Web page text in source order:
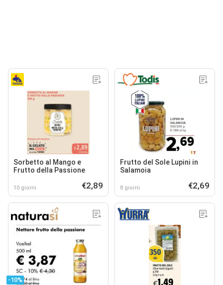
Sorbetto al Mango e
Frutto della Passione
10 giorni €2,89
Frutto del Sole Lupini in
Salamoia
8 giorni €2,69
-10%